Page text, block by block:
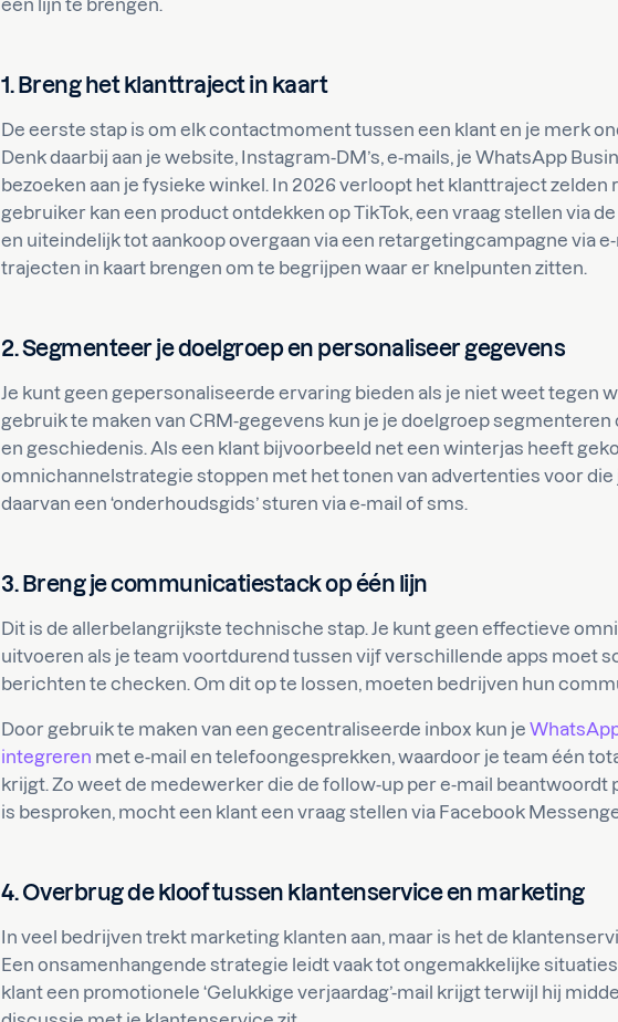
één lijn te brengen.
1. Breng het klanttraject in kaart
De eerste stap is om elk contactmoment tussen een klant en je merk
Denk daarbij aan je website, Instagram-DM’s, e-mails, je WhatsApp
bezoeken aan je fysieke winkel. In 2026 verloopt het klanttraject zelden
gebruiker kan een product ontdekken op TikTok, een vraag stellen via
en uiteindelijk tot aankoop overgaan via een retargetingcampagne via e-
trajecten in kaart brengen om te begrijpen waar er knelpunten zitten.
2. Segmenteer je doelgroep en personaliseer gegevens
Je kunt geen gepersonaliseerde ervaring bieden als je niet weet tegen
gebruik te maken van CRM-gegevens kun je je doelgroep segmenteren
en geschiedenis. Als een klant bijvoorbeeld net een winterjas heeft
omnichannelstrategie stoppen met het tonen van advertenties voor die
daarvan een ‘onderhoudsgids’ sturen via e-mail of sms.
3. Breng je communicatiestack op één lijn
Dit is de allerbelangrijkste technische stap. Je kunt geen effectieve
uitvoeren als je team voortdurend tussen vijf verschillende apps moet
berichten te checken. Om dit op te lossen, moeten bedrijven hun
Door gebruik te maken van een gecentraliseerde inbox kun je
integreren met e-mail en telefoongesprekken, waardoor je team één
krijgt. Zo weet de medewerker die de follow-up per e-mail beantwoordt
is besproken, mocht een klant een vraag stellen via Facebook
4. Overbrug de kloof tussen klantenservice en marketing
In veel bedrijven trekt marketing klanten aan, maar is het de
Een onsamenhangende strategie leidt vaak tot ongemakkelijke
klant een promotionele ‘Gelukkige verjaardag’-mail krijgt terwijl hij